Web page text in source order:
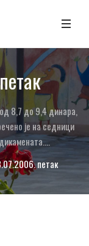
8,7 до 9,4 динара,
је на седници
петак